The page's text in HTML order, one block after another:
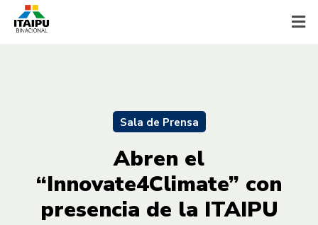
Sala de Prensa
Abren el
“Innovate4Climate” con
presencia de la ITAIPU